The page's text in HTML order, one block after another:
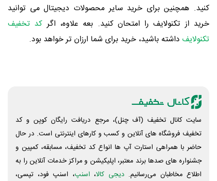
کنید. همچنین برای خرید سایر محصولات دیجیتال می توانید
خرید از تکنولایف را امتحان کنید. بعه علاوه، اگر کد تخفیف
تکنولایف داشته باشید، خرید برای شما ارزان تر خواهد بود.
سایت کانال تخفیف (آف چنل)، مرجع دریافت رایگان کوپن و کد
تخفیف فروشگاه های آنلاین و کسب و‌ کارهای اینترنتی است. در حال
حاضر با همراهی استارت آپ ها انواع کد تخفیف، مسابقه، کمپین و
جشنواره های صدها برند معتبر، اپلیکیشن و مراکز خدمات آنلاین را به
اطلاع مخاطبان می‌رسانیم. دیجی کالا، اسنپ، اسنپ فود، تپسی،